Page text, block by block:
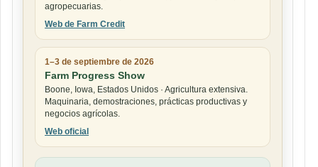
agropecuarias.
Web de Farm Credit
1–3 de septiembre de 2026
Farm Progress Show
Boone, Iowa, Estados Unidos · Agricultura extensiva.
Maquinaria, demostraciones, prácticas productivas y
negocios agrícolas.
Web oficial